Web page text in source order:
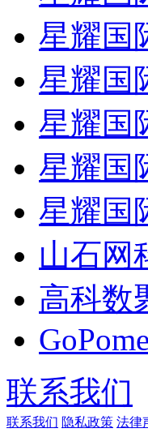
星耀国
星耀国
星耀国
星耀国
星耀国
山石网
高科数
联系我们
联系我们 隐私政策 法律